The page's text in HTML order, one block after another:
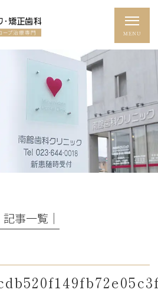
記事一覧│